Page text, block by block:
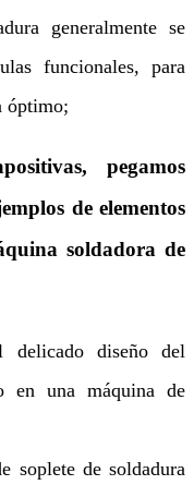
generalmente se
funcionales, para
óptimo;
pegamos
de elementos
soldadora de
delicado diseño del
en una máquina de
soplete de soldadura